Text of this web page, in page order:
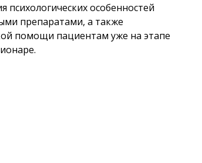
особенностей
препаратами, а также
помощи пациентам уже на этапе